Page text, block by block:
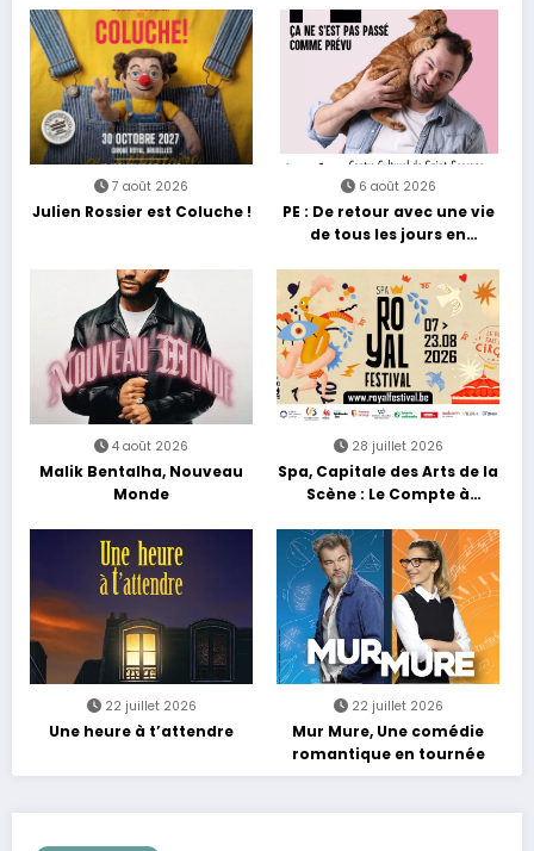
7 août 2026
Julien Rossier est Coluche !
6 août 2026
PE : De retour avec une vie
de tous les jours en
4 août 2026
Malik Bentalha, Nouveau
Monde
28 juillet 2026
Spa, Capitale des Arts de la
Scène : Le Compte à
22 juillet 2026
Une heure à t’attendre
22 juillet 2026
Mur Mure, Une comédie
romantique en tournée